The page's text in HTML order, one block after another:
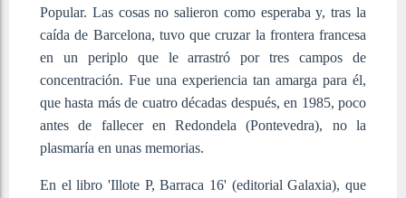
Popular. Las cosas no salieron como esperaba y, tras la
caída de Barcelona, tuvo que cruzar la frontera francesa
en un periplo que le arrastró por tres campos de
concentración. Fue una experiencia tan amarga para él,
que hasta más de cuatro décadas después, en 1985, poco
antes de fallecer en Redondela (Pontevedra), no la
plasmaría en unas memorias.
En el libro 'Illote P, Barraca 16' (editorial Galaxia), que